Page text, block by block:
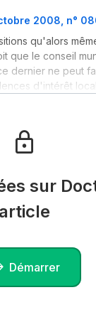
2008, n°
qu'alors
que le conseil
dernier ne peut
d'intérêt local ;
sur
article
Démarrer